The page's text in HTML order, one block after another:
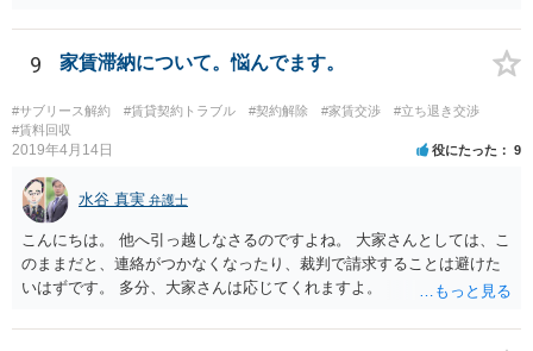
9 家賃滞納について。悩んでます。
#サブリース解約 #賃貸契約トラブル #契約解除 #家賃交渉
#立ち退き交渉
#賃料回収
2019年4月14日 役にたった 9
水谷 真実 弁護士
こんにちは。 他へ引っ越しなさるのですよね。 大家さんとしては、こ
のままだと、連絡がつかなくなったり、裁判で請求することは避けた
いはずです。 多分、大家さんは応じてくれますよ。